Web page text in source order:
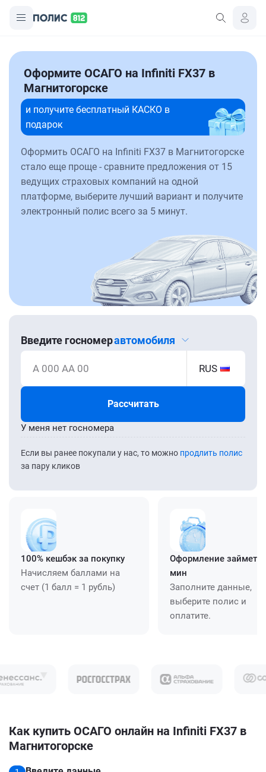
Оформите ОСАГО на Infiniti FX37 в
Магнитогорске
и получите бесплатный КАСКО в
подарок
Оформить ОСАГО на Infiniti FX37 в Магнитогорске
стало еще проще - сравните предложения от 15
ведущих страховых компаний на одной
платформе, выберите лучший вариант и получите
электронный полис всего за 5 минут.
Введите госномеравтомобиля
А 000 АА 00 RUS
Рассчитать
Если вы ранее покупали у нас, то можно продлить полис
за пару кликов
У меня нет госномера
100% кешбэк за покупку
Начисляем баллами на
счет (1 балл = 1 рубль)
Оформление займет
мин
Заполните данные,
выберите полис и
оплатите.
Как купить ОСАГО онлайн на Infiniti FX37 в
Магнитогорске